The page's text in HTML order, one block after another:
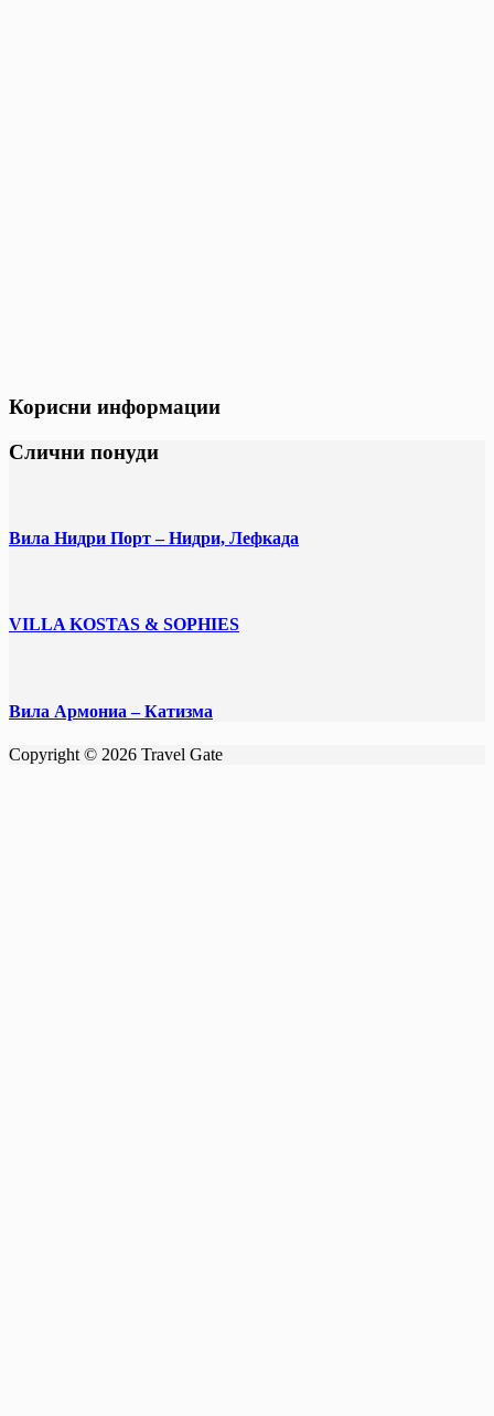
Корисни информации
Слични понуди
Вила Нидри Порт – Нидри, Лефкада
VILLA KOSTAS & SOPHIES
Вила Армониа – Катизма
Copyright © 2026 Travel Gate